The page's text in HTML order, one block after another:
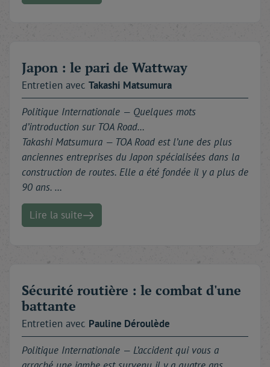
Japon : le pari de Wattway
Entretien avec Takashi Matsumura
Politique Internationale — Quelques mots
d’introduction sur TOA Road…
Takashi Matsumura — TOA Road est l’une des plus
anciennes entreprises du Japon spécialisées dans la
construction de routes. Elle a été fondée il y a plus de
90 ans. …
Lire la suite
Sécurité routière : le combat d'une
battante
Entretien avec Pauline Déroulède
Politique Internationale — L’accident qui vous a